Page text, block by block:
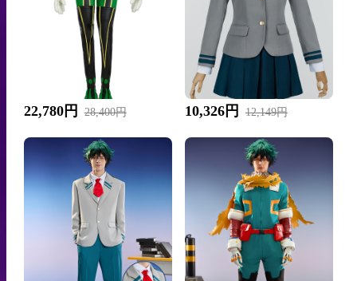
22,780円 28,400円 10,326円 12,149円